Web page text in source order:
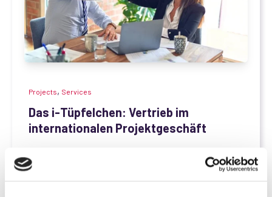
Projects, Services
Das i-Tüpfelchen: Vertrieb im
internationalen Projektgeschäft